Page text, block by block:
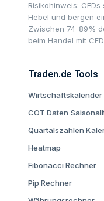
Risikohinweis:
Hebel und bergen
Zwischen 74-89%
beim Handel mit
Traden.de Tools
Wirtschaftskalender
COT Daten
Quartalszahlen
Heatmap
Fibonacci Rechner
Pip Rechner